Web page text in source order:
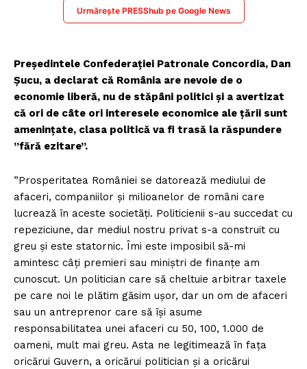
Urmărește PRESShub pe Google News
Președintele Confederației Patronale Concordia, Dan
Șucu, a declarat că România are nevoie de o
economie liberă, nu de stăpâni politici și a avertizat
că ori de câte ori interesele economice ale țării sunt
amenințate, clasa politică va fi trasă la răspundere
”fără ezitare”.
”Prosperitatea României se datorează mediului de
afaceri, companiilor și milioanelor de români care
lucrează în aceste societăți. Politicienii s-au succedat cu
repeziciune, dar mediul nostru privat s-a construit cu
greu și este statornic. Îmi este imposibil să-mi
amintesc câți premieri sau miniștri de finanțe am
cunoscut. Un politician care să cheltuie arbitrar taxele
pe care noi le plătim găsim ușor, dar un om de afaceri
sau un antreprenor care să își asume
responsabilitatea unei afaceri cu 50, 100, 1.000 de
oameni, mult mai greu. Asta ne legitimează în fața
oricărui Guvern, a oricărui politician și a oricărui